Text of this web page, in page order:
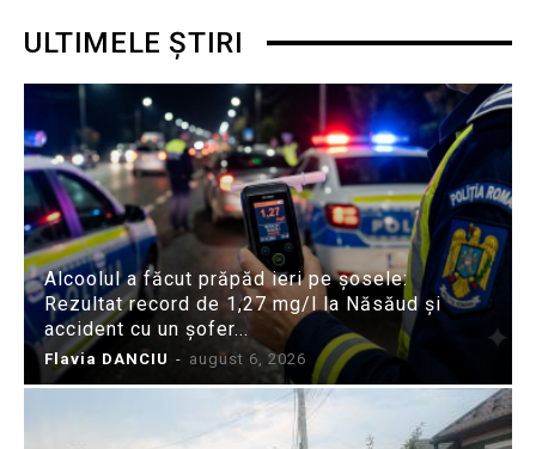
ULTIMELE ȘTIRI
Alcoolul a făcut prăpăd ieri pe șosele:
Rezultat record de 1,27 mg/l la Năsăud și
accident cu un șofer...
Flavia DANCIU - august 6, 2026